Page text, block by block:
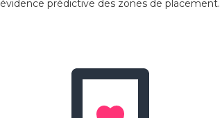
évidence prédictive des zones de placement.